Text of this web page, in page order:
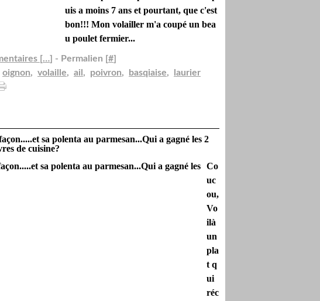
uis a moins 7 ans et pourtant, que c'est
bon!!! Mon volailler m'a coupé un bea
u poulet fermier...
[…] - Permalien [#]
oignon, volaille, ail , poivron, basqiaise, laurier
sa polenta au parmesan...Qui a gagné les 2
de cuisine?
Co
uc
ou,
Vo
ilà
un
pla
t q
ui
réc